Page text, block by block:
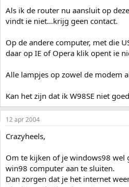
Als ik de router nu aansluit op
vindt ie niet...krijg geen contact.
Op de andere computer, met die
daar op IE of Opera klik opent ie
Alle lampjes op zowel de modem
Kan het zijn dat ik W98SE niet
12 apr 2004
Crazyheels,
Om te kijken of je windows98 wel
win98 computer aan te sluiten.
Dan zorgen dat je het internet